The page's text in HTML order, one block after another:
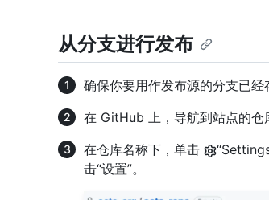
从分支进行发布
确保你要用作发布源的分支已经
在 GitHub 上，导航到站点的仓
在仓库名称下，单击
击“设置”。